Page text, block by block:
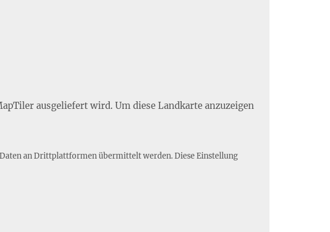
ausgeliefert wird. Um diese Landkarte anzuzeigen
an Drittplattformen übermittelt werden. Diese Einstellung